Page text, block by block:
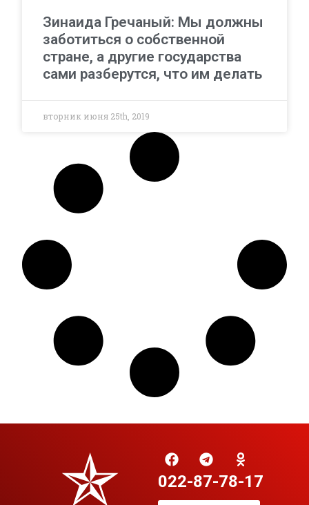
Зинаида Гречаный: Мы должны
заботиться о собственной
стране, а другие государства
сами разберутся, что им делать
вторник июня 25th, 2019
022-87-78-17